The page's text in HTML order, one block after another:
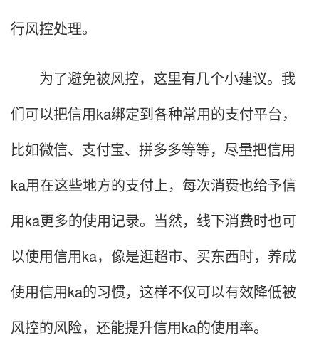
行风控处理。
为了避免被风控，这里有几个小建议。我
们可以把信用ka绑定到各种常用的支付平台，
比如微信、支付宝、拼多多等等，尽量把信用
ka用在这些地方的支付上，每次消费也给予信
用ka更多的使用记录。当然，线下消费时也可
以使用信用ka，像是逛超市、买东西时，养成
使用信用ka的习惯，这样不仅可以有效降低被
风控的风险，还能提升信用ka的使用率。